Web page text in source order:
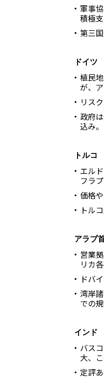
軍事
積極支
第三
ドイツ
植民
が、
リス
政府
込み。
トルコ
エル
フラ
価格
トル
アラブ
営業
リカ
ドバ
湾岸
での
インド
バス
大、
定評